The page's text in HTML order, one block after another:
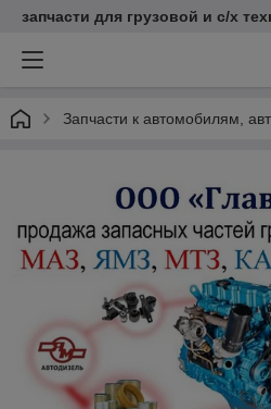
запчасти для грузовой и с/х
Запчасти к автомобилям,